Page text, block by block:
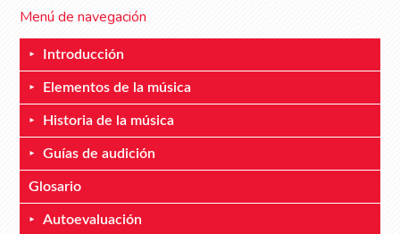
Menú de navegación
Introducción
Elementos de la música
Historia de la música
Guías de audición
Glosario
Autoevaluación